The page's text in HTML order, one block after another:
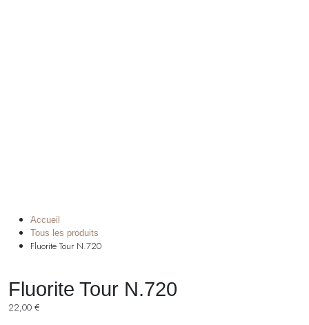
Accueil
Tous les produits
Fluorite Tour N.720
Fluorite Tour N.720
22,00 €